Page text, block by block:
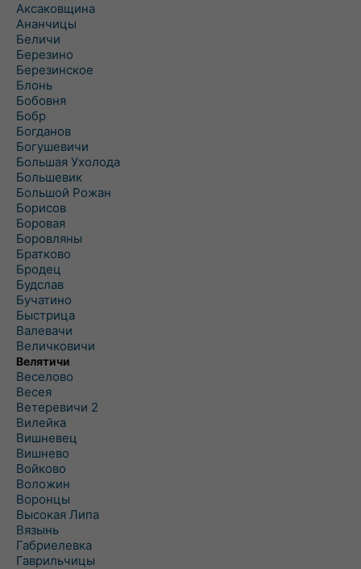
Аксаковщина
Ананчицы
Беличи
Березино
Березинское
Блонь
Бобовня
Бобр
Богданов
Богушевичи
Большая Ухолода
Большевик
Большой Рожан
Борисов
Боровая
Боровляны
Братково
Бродец
Будслав
Бучатино
Быстрица
Валевачи
Величковичи
Велятичи
Веселово
Весея
Ветеревичи 2
Вилейка
Вишневец
Вишнево
Войково
Воложин
Воронцы
Высокая Липа
Вязынь
Габриелевка
Гаврильчицы